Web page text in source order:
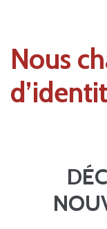
Nous